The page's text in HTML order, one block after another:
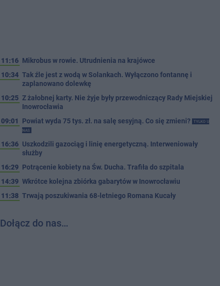
11:16 Mikrobus w rowie. Utrudnienia na krajówce
10:34 Tak źle jest z wodą w Solankach. Wyłączono fontannę i
zaplanowano dolewkę
10:25 Z żałobnej karty. Nie żyje były przewodniczący Rady Miejskiej
Inowrocławia
09:01
Powiat wyda 75 tys. zł. na salę sesyjną. Co się zmieni?
TYLKO U
NAS
16:36 Uszkodzili gazociąg i linię energetyczną. Interweniowały
służby
16:29 Potrącenie kobiety na Św. Ducha. Trafiła do szpitala
14:39 Wkrótce kolejna zbiórka gabarytów w Inowrocławiu
11:38 Trwają poszukiwania 68-letniego Romana Kucały
Dołącz do nas…